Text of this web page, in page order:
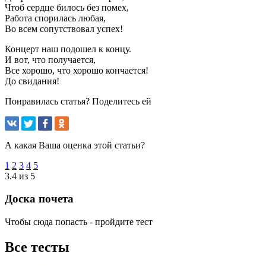
Чтоб сердце билось без помех,
Работа спорилась любая,
Во всем сопутствовал успех!
Концерт наш подошел к концу.
И вот, что получается,
Все хорошо, что хорошо кончается!
До свидания!
Понравилась статья? Поделитесь ей
А какая Ваша оценка этой статьи?
1 2 3 4 5
3.4 из 5
Доска почета
Чтобы сюда попасть - пройдите тест
Все тесты